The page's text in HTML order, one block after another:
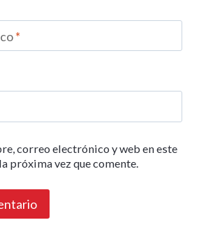
*
correo electrónico y web en este
próxima vez que comente.